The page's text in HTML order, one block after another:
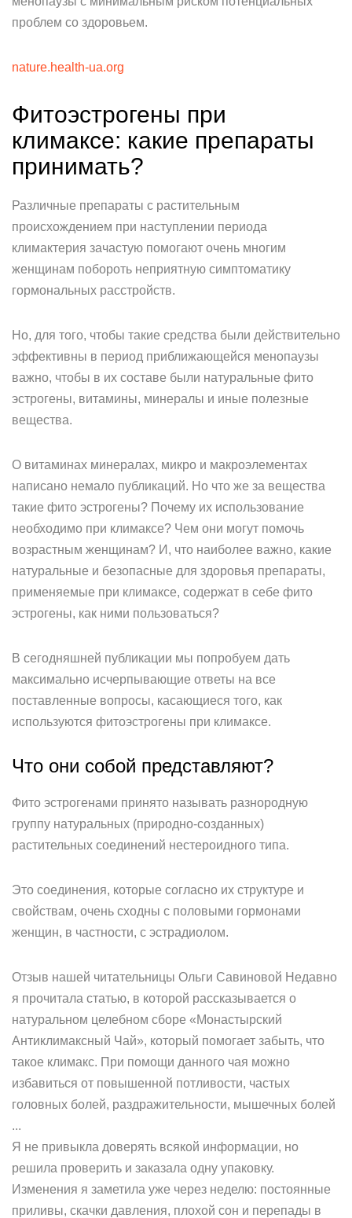
проблем со здоровьем.
nature.health-ua.org
Фитоэстрогены при
климаксе: какие препараты
принимать?
Различные препараты с растительным
происхождением при наступлении периода
климактерия зачастую помогают очень многим
женщинам побороть неприятную симптоматику
гормональных расстройств.
Но, для того, чтобы такие средства были действительно
эффективны в период приближающейся менопаузы
важно, чтобы в их составе были натуральные фито
эстрогены, витамины, минералы и иные полезные
вещества.
О витаминах минералах, микро и макроэлементах
написано немало публикаций. Но что же за вещества
такие фито эстрогены? Почему их использование
необходимо при климаксе? Чем они могут помочь
возрастным женщинам? И, что наиболее важно, какие
натуральные и безопасные для здоровья препараты,
применяемые при климаксе, содержат в себе фито
эстрогены, как ними пользоваться?
В сегодняшней публикации мы попробуем дать
максимально исчерпывающие ответы на все
поставленные вопросы, касающиеся того, как
используются фитоэстрогены при климаксе.
Что они собой представляют?
Фито эстрогенами принято называть разнородную
группу натуральных (природно-созданных)
растительных соединений нестероидного типа.
Это соединения, которые согласно их структуре и
свойствам, очень сходны с половыми гормонами
женщин, в частности, с эстрадиолом.
Отзыв нашей читательницы Ольги Савиновой Недавно
я прочитала статью, в которой рассказывается о
натуральном целебном сборе «Монастырский
Антиклимаксный Чай», который помогает забыть, что
такое климакс. При помощи данного чая можно
избавиться от повышенной потливости, частых
головных болей, раздражительности, мышечных болей
...
Я не привыкла доверять всякой информации, но
решила проверить и заказала одну упаковку.
Изменения я заметила уже через неделю: постоянные
приливы, скачки давления, плохой сон и перепады в